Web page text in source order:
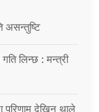
असन्तुष्टि
लिन्छ : मन्त्री
परिणाम देखिन थाले